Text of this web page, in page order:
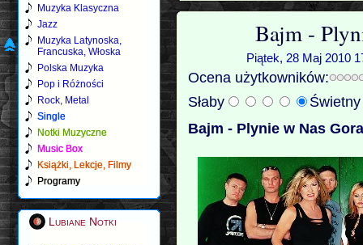
Muzyka Klasyczna
Jazz
Muzyka Latynoska,
Francuska, Włoska
Polska Muzyka
Pop i Różności
Rock, Metal
Single
Notki Muzyczne
Music Box
Książki, Lekcje, Filmy
Programy
Lubiane Notki
Bajm -
Piątek, 28 Maj 2010
Ocena użytkowników:
Słaby
Bajm - Plynie w Nas